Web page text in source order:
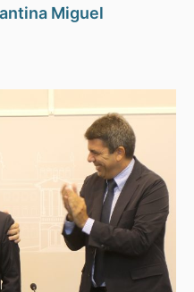
Miguel